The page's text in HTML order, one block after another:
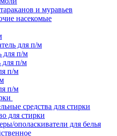
и муравьев
насекомые
для п/м
для п/м
для п/м
п/м
п/м
средства для стирки
для стирки
ополаскиватели для белья